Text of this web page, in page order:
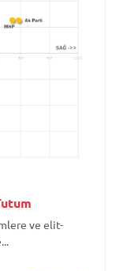
ve elit-